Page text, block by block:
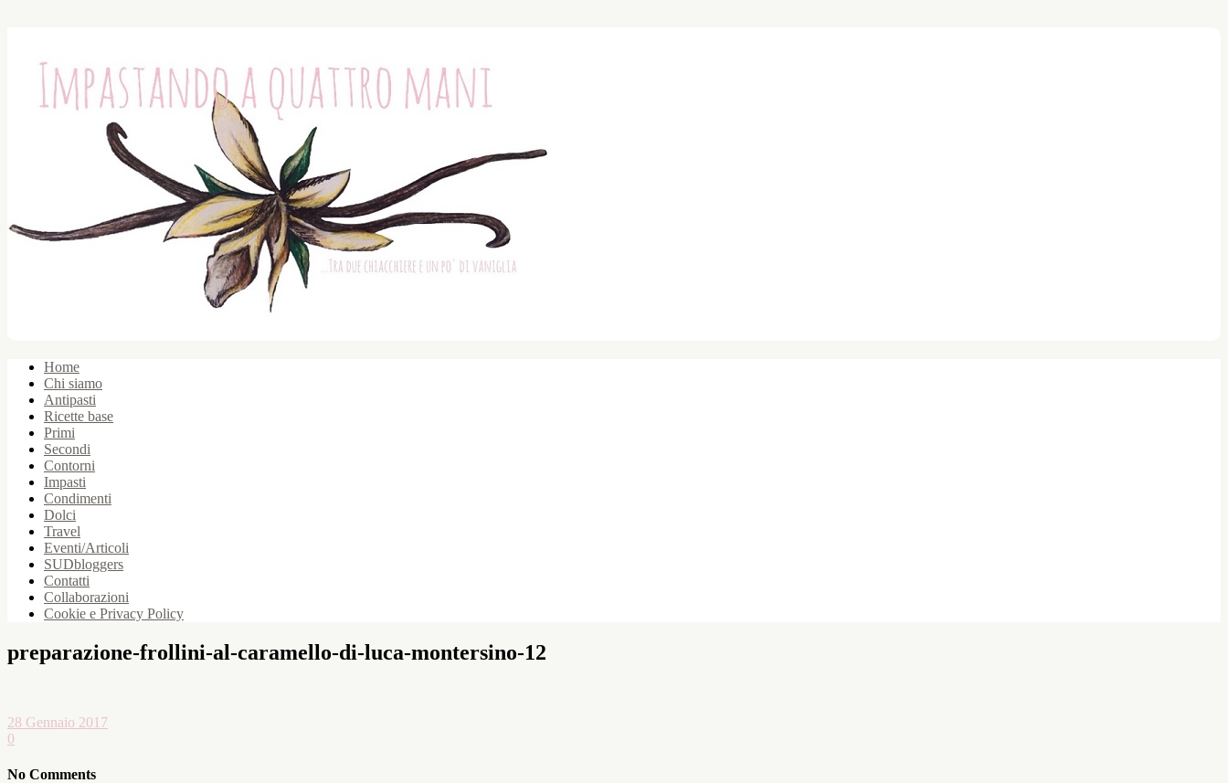
Home
Chi siamo
Antipasti
Ricette base
Primi
Secondi
Contorni
Impasti
Condimenti
Dolci
Travel
Eventi/Articoli
SUDbloggers
Contatti
Collaborazioni
Cookie e Privacy Policy
preparazione-frollini-al-caramello-di-luca-montersino-12
28 Gennaio 2017
0
No Comments